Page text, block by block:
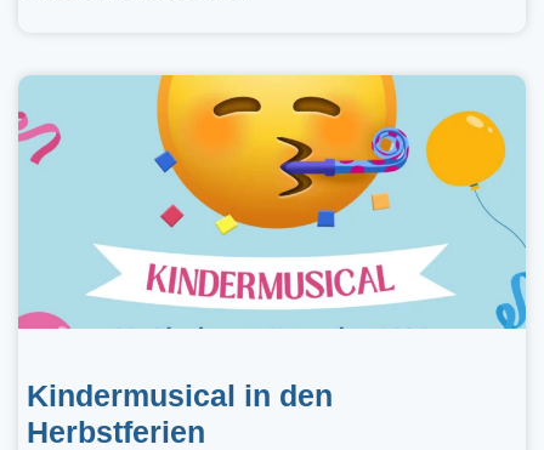
Kindermusical in den
Herbstferien